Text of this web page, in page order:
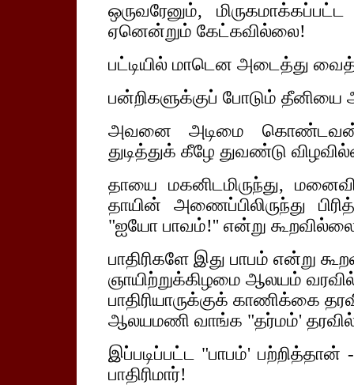
ஒருவரேனும்,
ஏனென்றும் கேட்கவில்லை!
பட்டியில் மாடென அடைத்து
பன்றிகளுக்குப் போடும் தீனியை
அவனை அடிமை கொண்டவன்,
துடித்துக் கீழே துவண்டு
தாயை மகனிடமிருந்து,
தாயின் அணைப்பிலிருந்து
"ஐயோ பாவம்!'' என்று
பாதிரிகளே இது பாபம் என்று
ஞாயிற்றுக்கிழமை ஆலயம்
பாதிரியாருக்குக் காணிக்கை
ஆலயமணி வாங்க "தர்மம்'
இப்படிப்பட்ட "பாபம்'
பாதிரிமார்!